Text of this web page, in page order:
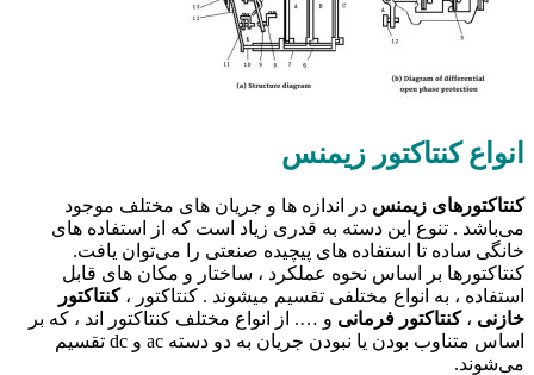
انواع کنتاکتور زیمنس
کنتاکتور‌های زیمنس در اندازه ها و جریان های مختلف موجود
می‌باشد . تنوع این دسته به قدری زیاد است که از استفاده های
خانگی ساده تا استفاده های پیچیده صنعتی را می‌توان یافت.
کنتاکتورها بر اساس نحوه عملکرد ، ساختار و مکان های قابل
استفاده ، به انواع مختلفی تقسیم میشوند . کنتاکتور ، کنتاکتور
خازنی ،کنتاکتور فرمانی و …. از انواع مختلف کنتاکتور اند ، که بر
اساس متناوب بودن یا نبودن جریان به دو دسته ac و dc تقسیم
می‌شوند.